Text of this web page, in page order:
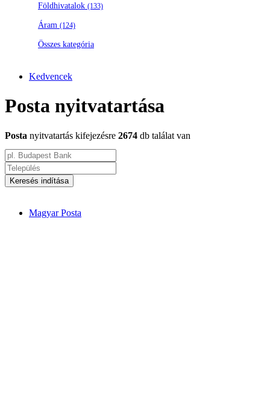
Földhivatalok (133)
Áram (124)
Összes kategória
Kedvencek
Posta nyitvatartása
Posta nyitvatartás kifejezésre 2674 db találat van
Keresés indítása
Magyar Posta